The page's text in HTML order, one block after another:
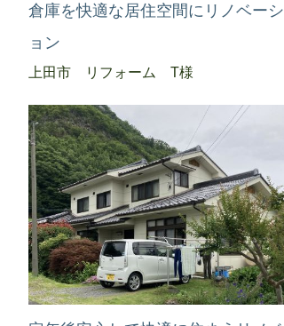
倉庫を快適な居住空間にリノベーシ
ョン
上田市 リフォーム T様